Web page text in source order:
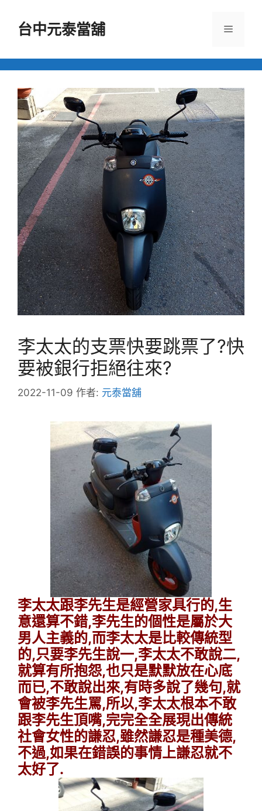
台中元泰當舖 選
李太太的支票快要跳票了?快
要被銀行拒絕往來?
2022-11-09 作者: 元泰當舖
李太太跟李先生是經營家具行的,生
意還算不錯,李先生的個性是屬於大
男人主義的,而李太太是比較傳統型
的,只要李先生說一,李太太不敢說二,
就算有所抱怨,也只是默默放在心底
而已,不敢說出來,有時多說了幾句,就
會被李先生罵,所以,李太太根本不敢
跟李先生頂嘴,完完全全展現出傳統
社會女性的謙忍,雖然謙忍是種美德,
不過,如果在錯誤的事情上謙忍就不
太好了.